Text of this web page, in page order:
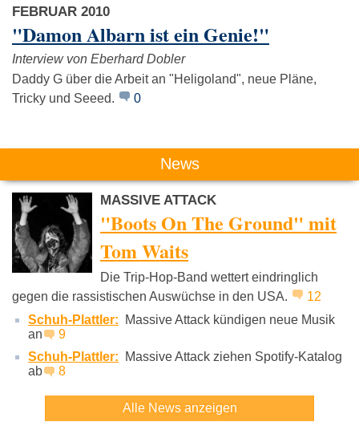
Portishead
FEBRUAR 2010
"Damon Albarn ist ein Genie!"
Interview von Eberhard Dobler
Daddy G über die Arbeit an "Heligoland", neue Pläne,
Tricky und Seeed.
0
News
MASSIVE ATTACK
"Boots On The Ground" mit
Tom Waits
Die Trip-Hop-Band wettert eindringlich
gegen die rassistischen Auswüchse in den USA.
12
Schuh-Plattler:
Massive Attack kündigen neue Musik
an
9
Schuh-Plattler:
Massive Attack ziehen Spotify-Katalog
ab
8
Alle News anzeigen